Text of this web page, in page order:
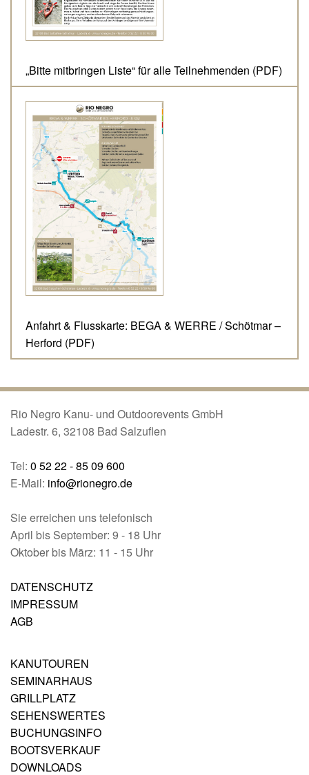
„Bitte mitbringen Liste“ für alle Teilnehmenden (PDF)
Anfahrt & Flusskarte: BEGA & WERRE / Schötmar –
Herford (PDF)
Rio Negro Kanu- und Outdoorevents GmbH
Ladestr. 6, 32108 Bad Salzuflen
Tel: 0 52 22 - 85 09 600
E-Mail: info@rionegro.de
Sie erreichen uns telefonisch
April bis September: 9 - 18 Uhr
Oktober bis März: 11 - 15 Uhr
DATENSCHUTZ
IMPRESSUM
AGB
KANUTOUREN
SEMINARHAUS
GRILLPLATZ
SEHENSWERTES
BUCHUNGSINFO
BOOTSVERKAUF
DOWNLOADS